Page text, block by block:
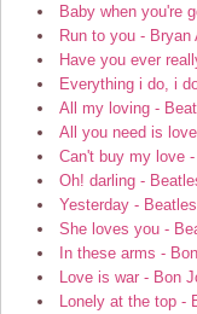
Baby when you're
Run to you - Bryan
Have you ever
Everything i do, i
All my loving -
All you need is
Can't buy my love
Oh! darling -
Yesterday - Beatles
She loves you -
In these arms -
Love is war - Bon
Lonely at the top -